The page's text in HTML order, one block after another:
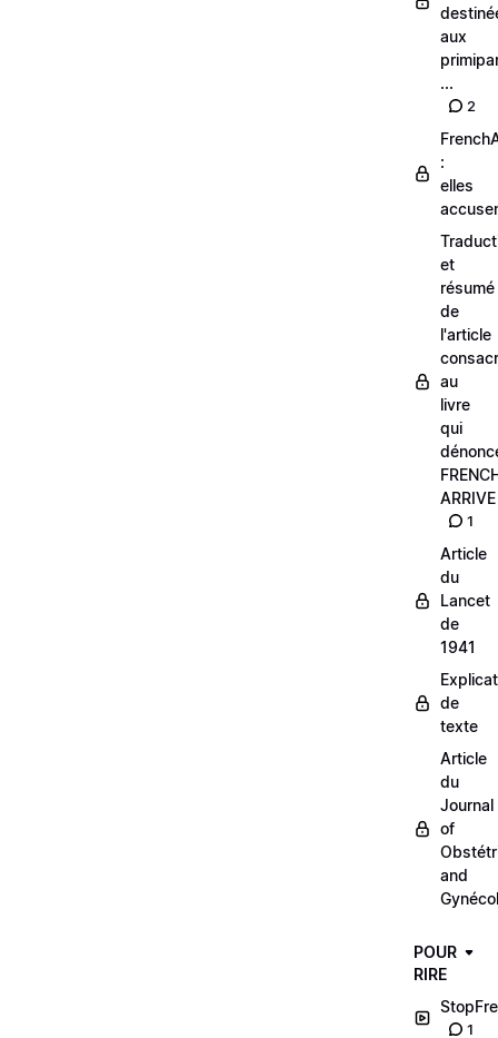
aux
...
2
:
elles
et
résumé
de
l'article
au
livre
qui
ARRIVE
1
Article
du
Lancet
de
1941
de
texte
Article
du
Journal
of
and
POUR
RIRE
1